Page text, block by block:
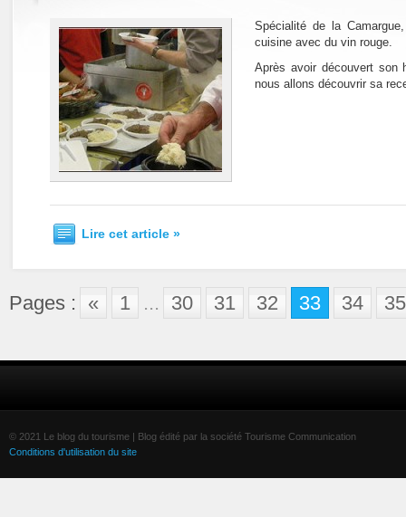
Spécialité de la
cuisine avec du vin rouge.
Après avoir découvert son
nous allons découvrir sa
Lire cet article »
Pages : « 1 ... 30 31 32 33 34 35
© 2021 Le blog du tourisme | Blog édité par la société Tourisme Communication
Conditions d'utilisation du site